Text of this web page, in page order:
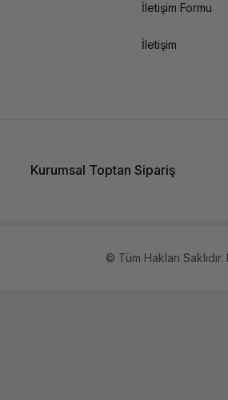
İletişim Formu
İletişim
Kurumsal Toptan Sipariş
© Tüm Hakları